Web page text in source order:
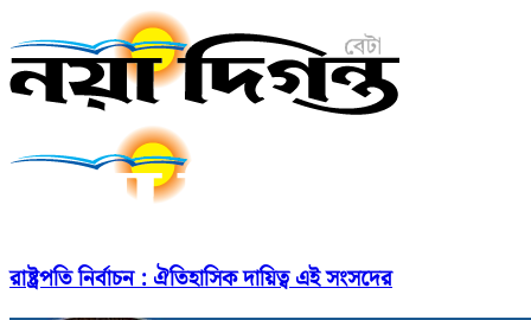
রাষ্ট্রপতি নির্বাচন : ঐতিহাসিক দায়িত্ব এই সংসদের